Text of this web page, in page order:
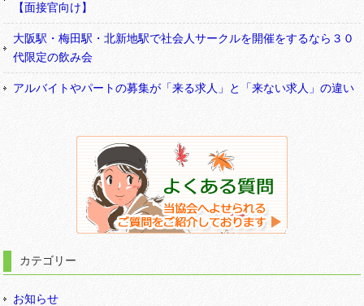
【面接官向け】
大阪駅・梅田駅・北新地駅で社会人サークルを開催をするなら３０
代限定の飲み会
アルバイトやパートの募集が「来る求人」と「来ない求人」の違い
カテゴリー
お知らせ